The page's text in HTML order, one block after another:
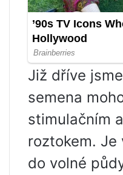
Již dříve
semena
stimulačním
roztokem. Je
do volné